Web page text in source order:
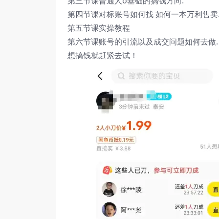
第四节课对标账号如何找 如何一本万利售
第五节课实操教程
第六节课账号的引流以及成交问题如何去做.
想搞钱就赶紧去试！